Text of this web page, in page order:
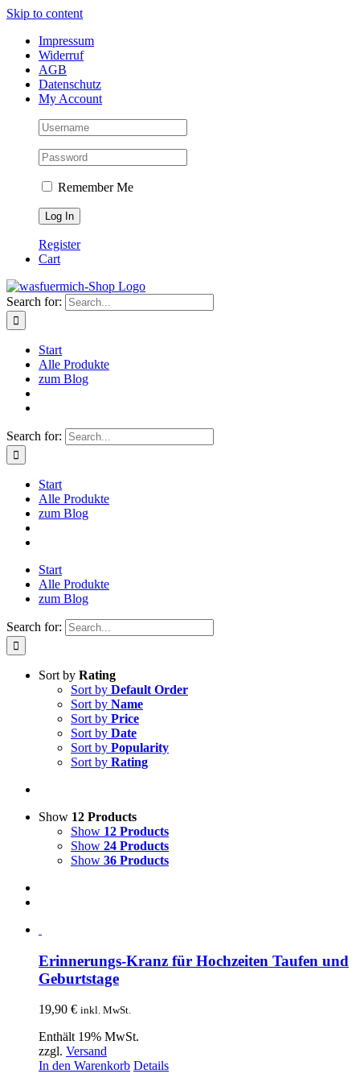
Skip to content
Impressum
Widerruf
AGB
Datenschutz
My Account
Remember Me
Register
Cart
Search for:
Start
Alle Produkte
zum Blog
Search for:
Start
Alle Produkte
zum Blog
Start
Alle Produkte
zum Blog
Search for:
Sort by Rating
Sort by Default Order
Sort by Name
Sort by Price
Sort by Date
Sort by Popularity
Sort by Rating
Show 12 Products
Show 12 Products
Show 24 Products
Show 36 Products
Erinnerungs-Kranz für Hochzeiten Taufen und
Geburtstage
19,90 € inkl. MwSt.
Enthält 19% MwSt.
zzgl. Versand
In den Warenkorb Details